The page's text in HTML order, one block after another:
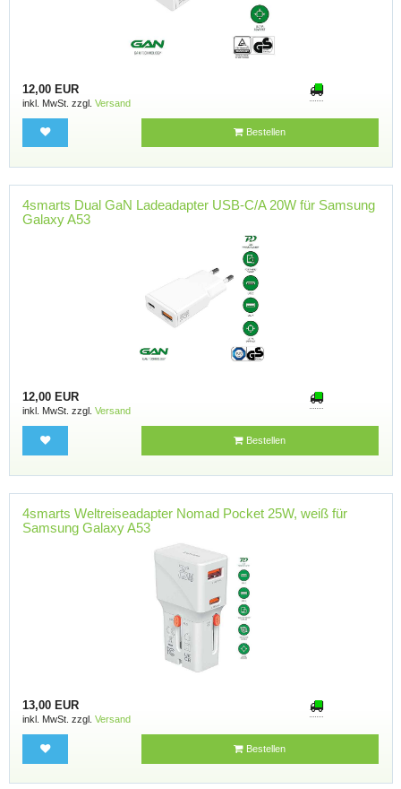
12,00 EUR
inkl. MwSt. zzgl. Versand
Bestellen
4smarts Dual GaN Ladeadapter USB-C/A 20W für Samsung
Galaxy A53
12,00 EUR
inkl. MwSt. zzgl. Versand
Bestellen
4smarts Weltreiseadapter Nomad Pocket 25W, weiß für
Samsung Galaxy A53
13,00 EUR
inkl. MwSt. zzgl. Versand
Bestellen